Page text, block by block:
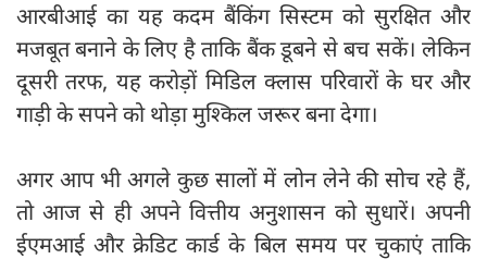
आरबीआई का यह कदम बैंकिंग सिस्टम को सुरक्षित और
मजबूत बनाने के लिए है ताकि बैंक डूबने से बच सकें। लेकिन
दूसरी तरफ, यह करोड़ों मिडिल क्लास परिवारों के घर और
गाड़ी के सपने को थोड़ा मुश्किल जरूर बना देगा।
अगर आप भी अगले कुछ सालों में लोन लेने की सोच रहे हैं,
तो आज से ही अपने वित्तीय अनुशासन को सुधारें। अपनी
ईएमआई और क्रेडिट कार्ड के बिल समय पर चुकाएं ताकि